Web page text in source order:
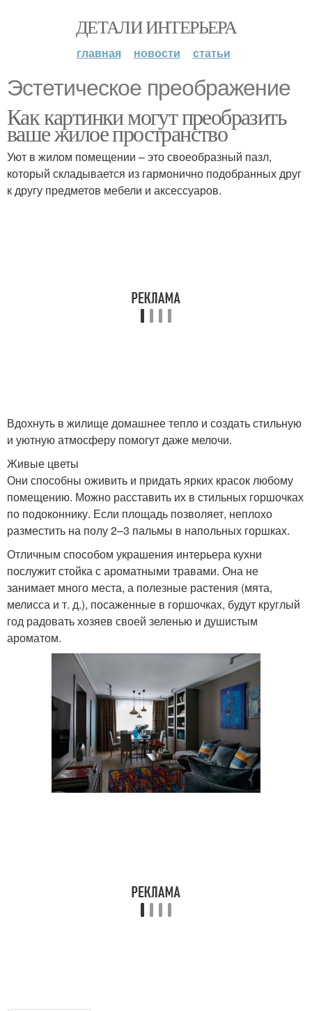
ДЕТАЛИ ИНТЕРЬЕРА
главная новости статьи
Эстетическое преображение
Как картинки могут преобразить
ваше жилое пространство
Уют в жилом помещении – это своеобразный пазл,
который складывается из гармонично подобранных друг
к другу предметов мебели и аксессуаров.
Вдохнуть в жилище домашнее тепло и создать стильную
и уютную атмосферу помогут даже мелочи.
Живые цветы
Они способны оживить и придать ярких красок любому
помещению. Можно расставить их в стильных горшочках
по подоконнику. Если площадь позволяет, неплохо
разместить на полу 2–3 пальмы в напольных горшках.
Отличным способом украшения интерьера кухни
послужит стойка с ароматными травами. Она не
занимает много места, а полезные растения (мята,
мелисса и т. д.), посаженные в горшочках, будут круглый
год радовать хозяев своей зеленью и душистым
ароматом.